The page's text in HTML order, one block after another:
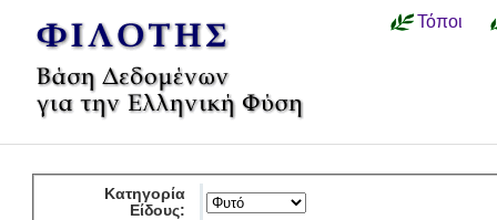
Τόποι
Κατηγορία
Είδους: